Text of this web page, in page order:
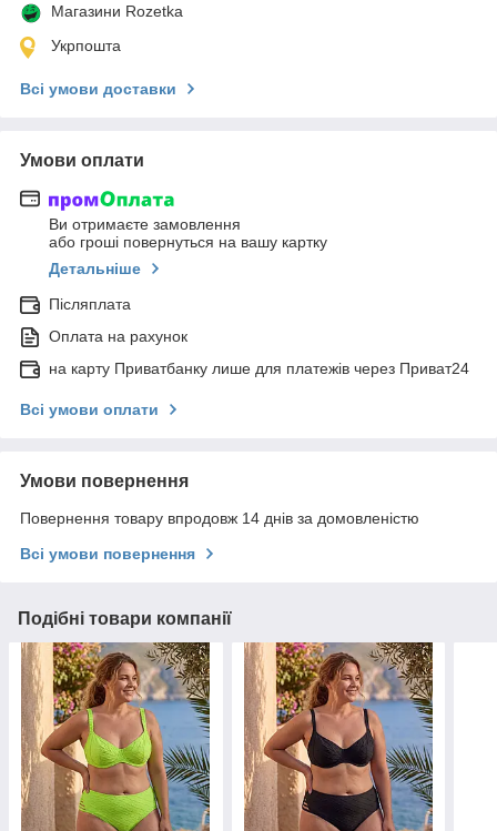
Магазини Rozetka
Укрпошта
Всі умови доставки
Умови оплати
Ви отримаєте замовлення
або гроші повернуться на вашу картку
Детальніше
Післяплата
Оплата на рахунок
на карту Приватбанку лише для платежів через Приват24
Всі умови оплати
Умови повернення
Повернення товару впродовж 14 днів за домовленістю
Всі умови повернення
Подібні товари компанії